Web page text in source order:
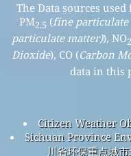
The Data sources
PM2.5 (fine particulate
particulate matter)), NO2
Dioxide), CO (Carbon
data in this
Citizen Weather
Sichuan Province
川省环保重点城